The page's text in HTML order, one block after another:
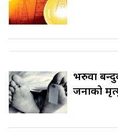
भरुवा
जनाको